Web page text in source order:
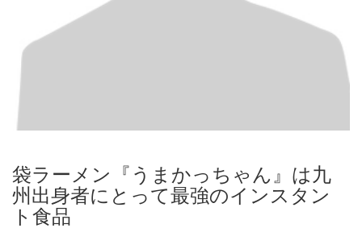
袋ラーメン『うまかっちゃん』は九
州出身者にとって最強のインスタン
ト食品